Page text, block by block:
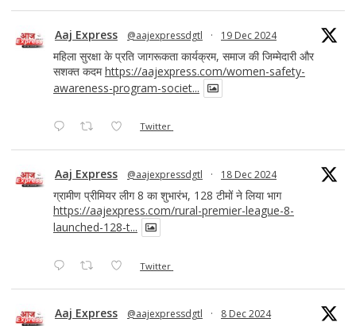
Aaj Express @aajexpressdgtl · 19 Dec 2024
महिला सुरक्षा के प्रति जागरूकता कार्यक्रम, समाज की जिम्मेदारी और
सशक्त कदमhttps://aajexpress.com/women-safety-
awareness-program-societ...
Twitter
Aaj Express @aajexpressdgtl · 18 Dec 2024
ग्रामीण प्रीमियर लीग 8 का शुभारंभ, 128 टीमों ने लिया भाग
https://aajexpress.com/rural-premier-league-8-
launched-128-t...
Twitter
Aaj Express @aajexpressdgtl · 8 Dec 2024